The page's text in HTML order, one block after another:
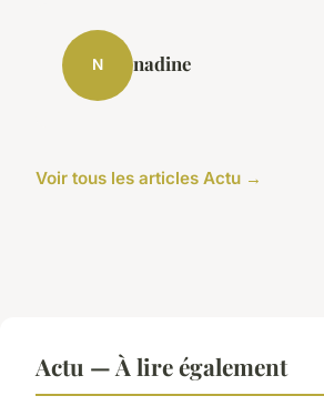
N nadine
Voir tous les articles Actu →
Actu — À lire également